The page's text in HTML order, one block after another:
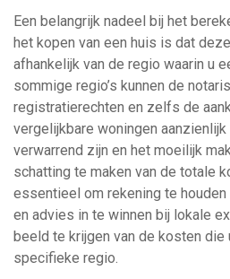
Een belangrijk nadeel bij het
het kopen van een huis is dat
afhankelijk van de regio waarin u
sommige regio’s kunnen de
registratierechten en zelfs de
vergelijkbare woningen
verwarrend zijn en het moeilijk
schatting te maken van de totale
essentieel om rekening te
en advies in te winnen bij lokale
beeld te krijgen van de kosten die
specifieke regio.